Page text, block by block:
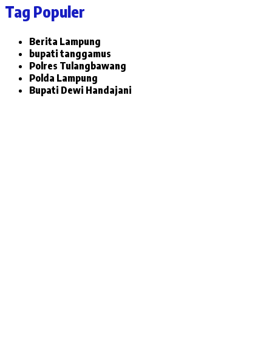
Tag Populer
Berita Lampung
bupati tanggamus
Polres Tulangbawang
Polda Lampung
Bupati Dewi Handajani